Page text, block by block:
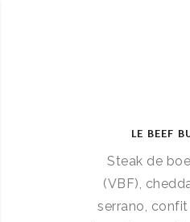
LE BEEF
Steak de
(VBF),
serrano,